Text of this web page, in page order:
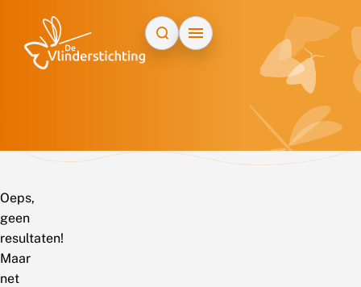
Oeps,
geen
resultaten!
Maar
net